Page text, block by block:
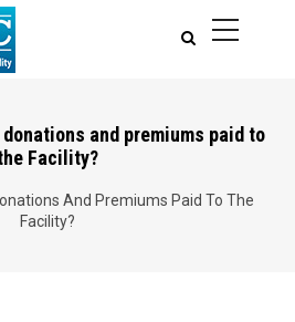
donations and premiums paid to
Facility?
And Premiums Paid To The
Facility?